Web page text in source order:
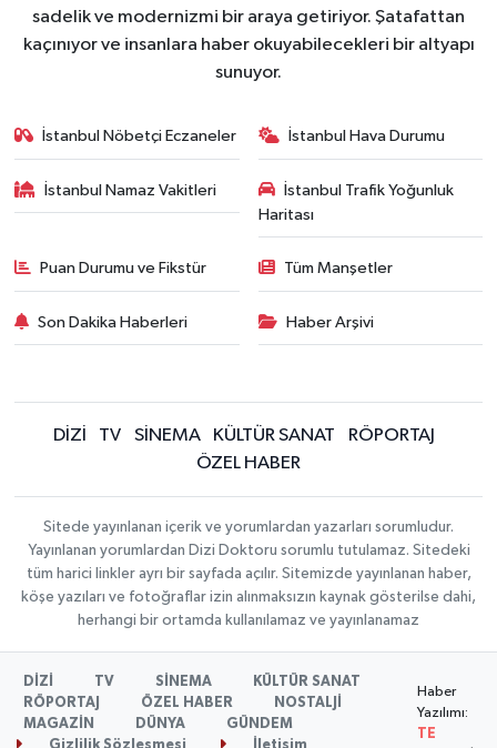
sadelik ve modernizmi bir araya getiriyor. Şatafattan
kaçınıyor ve insanlara haber okuyabilecekleri bir altyapı
sunuyor.
İstanbul Nöbetçi Eczaneler İstanbul Hava Durumu
İstanbul Namaz Vakitleri
İstanbul Trafik Yoğunluk
Haritası
Puan Durumu ve Fikstür Tüm Manşetler
Son Dakika Haberleri Haber Arşivi
DİZİ TV SİNEMA KÜLTÜR SANAT
RÖPORTAJ
ÖZEL HABER
Sitede yayınlanan içerik ve yorumlardan yazarları sorumludur.
Yayınlanan yorumlardan Dizi Doktoru sorumlu tutulamaz. Sitedeki
tüm harici linkler ayrı bir sayfada açılır. Sitemizde yayınlanan haber,
köşe yazıları ve fotoğraflar izin alınmaksızın kaynak gösterilse dahi,
herhangi bir ortamda kullanılamaz ve yayınlanamaz
DİZİ TV SİNEMA
KÜLTÜR SANAT
RÖPORTAJ
ÖZEL HABER
NOSTALJİ
MAGAZİN
DÜNYA
GÜNDEM
Haber
Yazılımı:
TE